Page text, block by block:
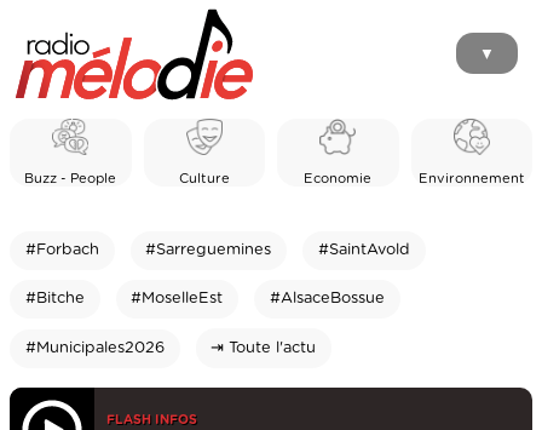
▼
Buzz - People Culture Economie Environnement
#Forbach #Sarreguemines #SaintAvold
#Bitche #MoselleEst #AlsaceBossue
#Municipales2026 ⇥ Toute l'actu
FLASH INFOS